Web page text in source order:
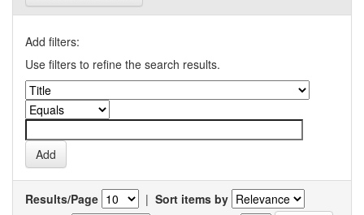
Add filters:
Use filters to refine the search results.
Results/Page | Sort items by